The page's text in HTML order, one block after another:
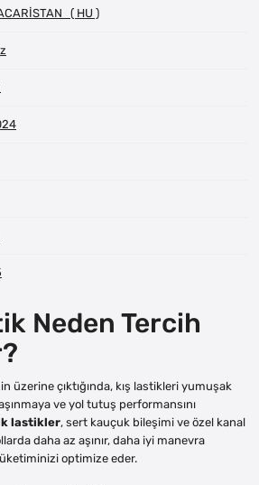
( HU )
Neden Tercih
üzerine çıktığında, kış lastikleri yumuşak
ve yol tutuş performansını
lastikler, sert kauçuk bileşimi ve özel kanal
daha az aşınır, daha iyi manevra
optimize eder.